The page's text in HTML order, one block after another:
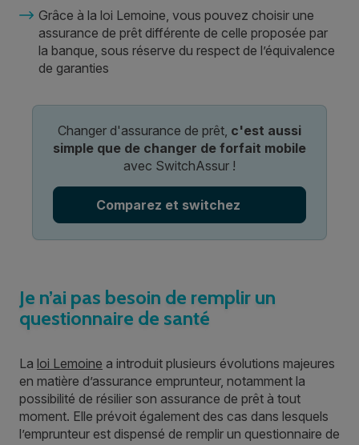
Grâce à la loi Lemoine, vous pouvez choisir une
assurance de prêt différente de celle proposée par
la banque, sous réserve du respect de l’équivalence
de garanties
Changer d'assurance de prêt, c'est aussi
simple que de changer de forfait mobile
avec SwitchAssur !
Comparez et switchez
Je n’ai pas besoin de remplir un
questionnaire de santé
La loi Lemoine a introduit plusieurs évolutions majeures
en matière d’assurance emprunteur, notamment la
possibilité de résilier son assurance de prêt à tout
moment. Elle prévoit également des cas dans lesquels
l’emprunteur est dispensé de remplir un questionnaire de